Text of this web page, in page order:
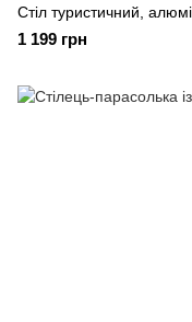
Стіл туристичний,
1 199 грн